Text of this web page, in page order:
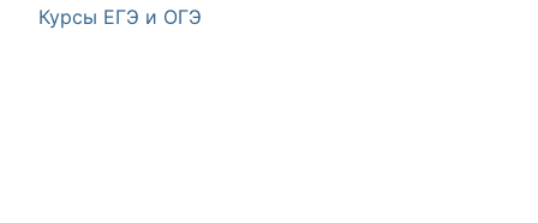
Курсы ЕГЭ и ОГЭ